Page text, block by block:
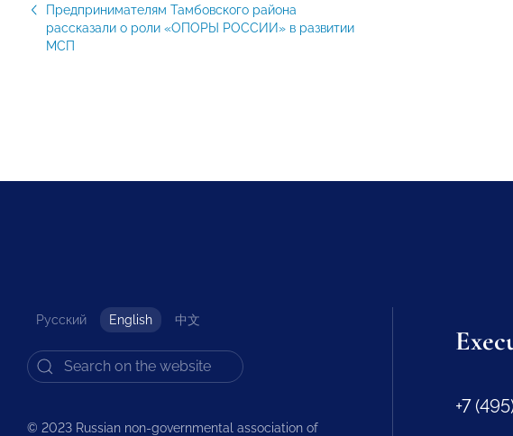
Предпринимателям Тамбовского района
рассказали о роли «ОПОРЫ РОССИИ» в развитии
МСП
Русский English 中文
© 2023 Russian non-governmental association of
+7